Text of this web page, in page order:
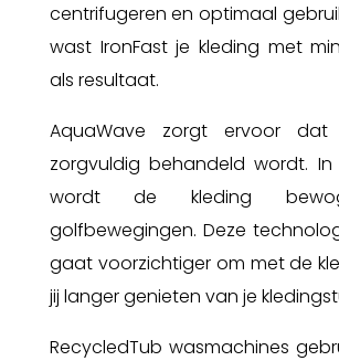
centrifugeren en optimaal
wast IronFast je kleding met
als resultaat.
AquaWave zorgt ervoor dat
zorgvuldig behandeld wordt.
wordt de kleding
golfbewegingen. Deze
gaat voorzichtiger om met de
jij langer genieten van je
RecycledTub wasmachines